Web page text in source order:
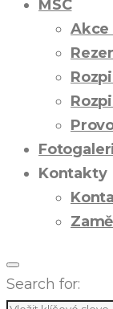
MSC
Akce
Kontakty
Search for: